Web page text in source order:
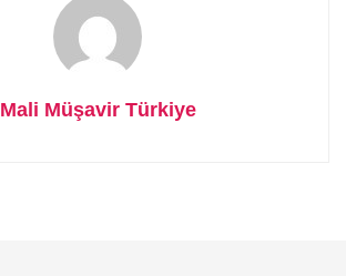
Mali Müşavir Türkiye